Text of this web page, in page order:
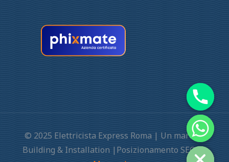
© 2025 Elettricista Express Roma | Un marchio
Building & Installation |Posizionamento SEO by